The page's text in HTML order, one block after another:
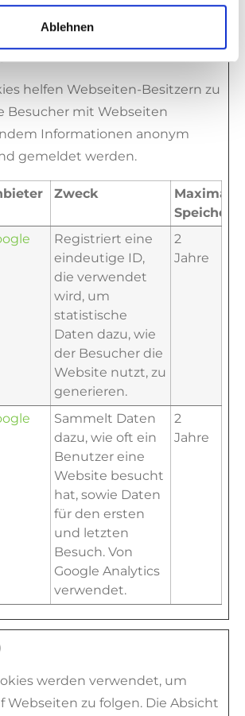
Ablehnen
helfen Webseiten-Besitzern zu
Besucher mit Webseiten
Informationen anonym
gemeldet werden.
Zweck
Maximale
Registriert eine
eindeutige ID,
die verwendet
wird, um
statistische
Daten dazu, wie
der Besucher die
Website nutzt, zu
generieren.
2
Jahre
Sammelt Daten
dazu, wie oft ein
Benutzer eine
Website besucht
hat, sowie Daten
für den ersten
und letzten
Besuch. Von
Google Analytics
verwendet.
2
Jahre
werden verwendet, um
Webseiten zu folgen. Die Absicht